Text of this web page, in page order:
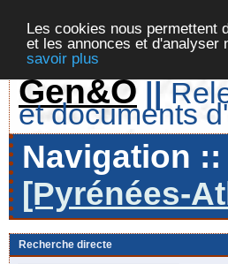
Les cookies nous permettent
et les annonces et
savoir plus
Gen&O ||
et documents
Navigation ::
[Pyrénées-
Recherche directe